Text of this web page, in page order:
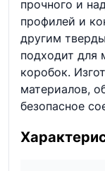
прочного и
профилей и
другим
подходит для
коробок.
материалов,
безопасное